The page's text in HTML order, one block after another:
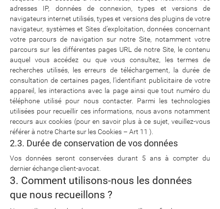
adresses IP, données de connexion, types et versions de
navigateurs internet utilisés, types et versions des plugins de votre
navigateur, systèmes et Sites d’exploitation, données concernant
votre parcours de navigation sur notre Site, notamment votre
parcours sur les différentes pages URL de notre Site, le contenu
auquel vous accédez ou que vous consultez, les termes de
recherches utilisés, les erreurs de téléchargement, la durée de
consultation de certaines pages, l’identifiant publicitaire de votre
appareil, les interactions avec la page ainsi que tout numéro du
téléphone utilisé pour nous contacter. Parmi les technologies
utilisées pour recueillir ces informations, nous avons notamment
recours aux cookies (pour en savoir plus à ce sujet, veuillez-vous
référer à notre Charte sur les Cookies – Art 11 ).
2.3. Durée de conservation de vos données
Vos données seront conservées durant 5 ans à compter du
dernier échange client-avocat.
3. Comment utilisons-nous les données
que nous recueillons ?